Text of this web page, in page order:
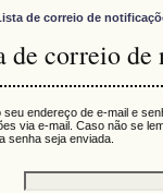
de correio de
de correio de
seu endereço de e-mail e
via e-mail. Caso não se
senha seja enviada.